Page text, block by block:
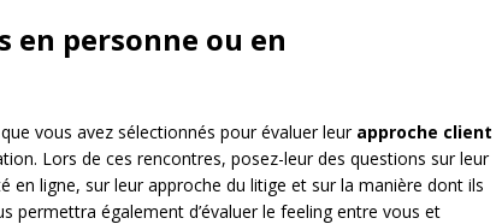
en personne ou en
vous avez sélectionnés pour évaluer leur approche client
Lors de ces rencontres, posez-leur des questions sur leur
en ligne, sur leur approche du litige et sur la manière dont ils
permettra également d’évaluer le feeling entre vous et